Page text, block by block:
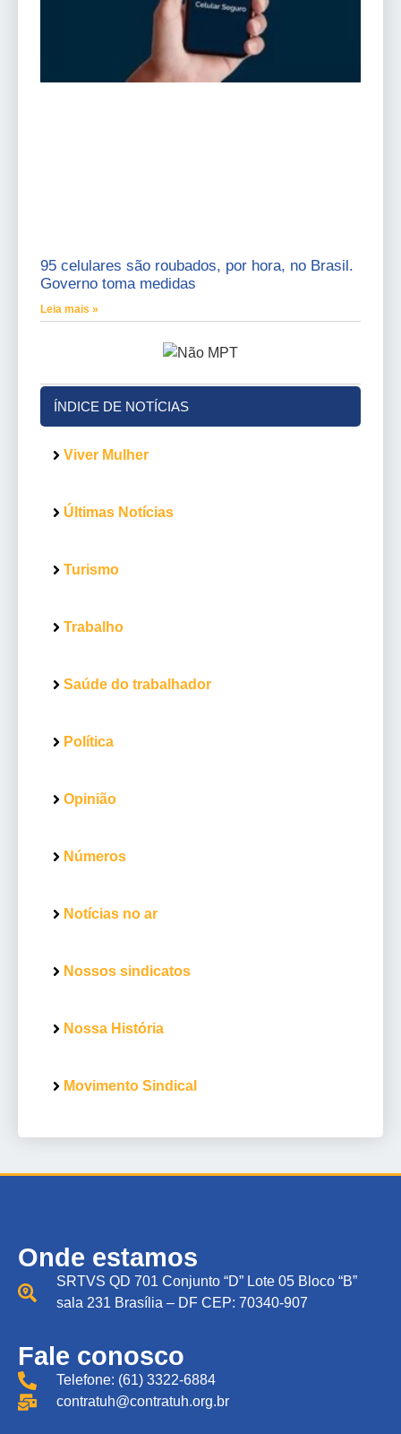
95 celulares são roubados, por hora, no Brasil.
Governo toma medidas
Leia mais »
ÍNDICE DE NOTÍCIAS
Viver Mulher
Últimas Notícias
Turismo
Trabalho
Saúde do trabalhador
Política
Opinião
Números
Notícias no ar
Nossos sindicatos
Nossa História
Movimento Sindical
Onde estamos
SRTVS QD 701 Conjunto “D” Lote 05 Bloco “B”
sala 231 Brasília – DF CEP: 70340-907
Fale conosco
Telefone: (61) 3322-6884
contratuh@contratuh.org.br